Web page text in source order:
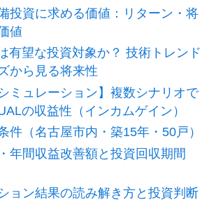
投資に求める価値：リターン・将
値
有望な投資対象か？ 技術トレンド
から見る将来性
ミュレーション】複数シナリオで
の収益性（インカムゲイン）
件（名古屋市内・築15年・50戸）
年間収益改善額と投資回収期間
ョン結果の読み解き方と投資判断